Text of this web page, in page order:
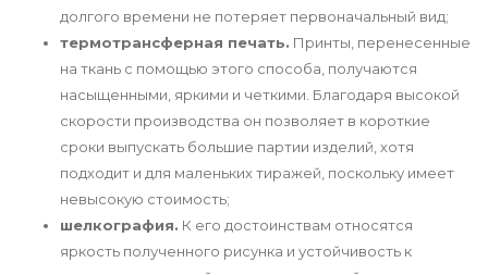
долгого времени не потеряет первоначальный вид;
термотрансферная печать. Принты, перенесенные
на ткань с помощью этого способа, получаются
насыщенными, яркими и четкими. Благодаря высокой
скорости производства он позволяет в короткие
сроки выпускать большие партии изделий, хотя
подходит и для маленьких тиражей, поскольку имеет
невысокую стоимость;
шелкография. К его достоинствам относятся
яркость полученного рисунка и устойчивость к